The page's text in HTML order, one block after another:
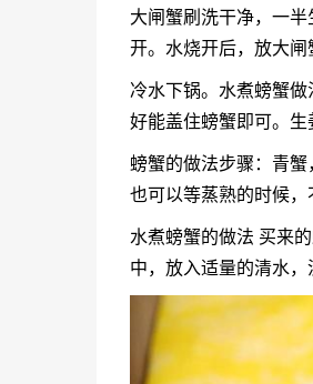
大闸蟹刷洗干净，一
开。水烧开后，放大闸
冷水下锅。水煮螃蟹
好能盖住螃蟹即可。生
螃蟹的做法步骤：青
也可以等蒸熟的时候，
水煮螃蟹的做法 买来
中，放入适量的清水